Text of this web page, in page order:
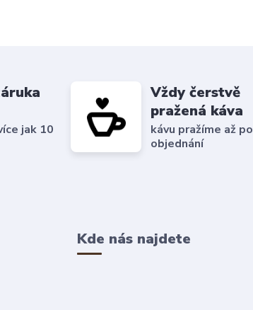
jak 10
Vždy čerstvě
pražená káva
kávu pražíme až po
objednání
Kde nás najdete